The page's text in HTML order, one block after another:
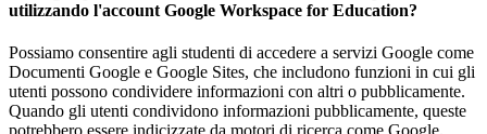
utilizzando l'account Google Workspace for Education?
Possiamo consentire agli studenti di accedere a servizi Google come
Documenti Google e Google Sites, che includono funzioni in cui gli
utenti possono condividere informazioni con altri o pubblicamente.
Quando gli utenti condividono informazioni pubblicamente, queste
potrebbero essere indicizzate da motori di ricerca come Google.